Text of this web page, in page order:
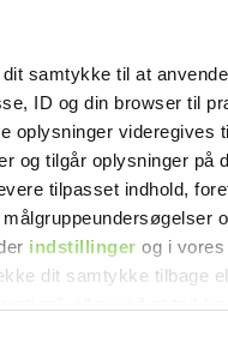
samtykke til at
ID og din browser til
oplysninger videregives
og tilgår oplysninger på
tilpasset indhold,
indstillinger og i vores
dit samtykke tilbage